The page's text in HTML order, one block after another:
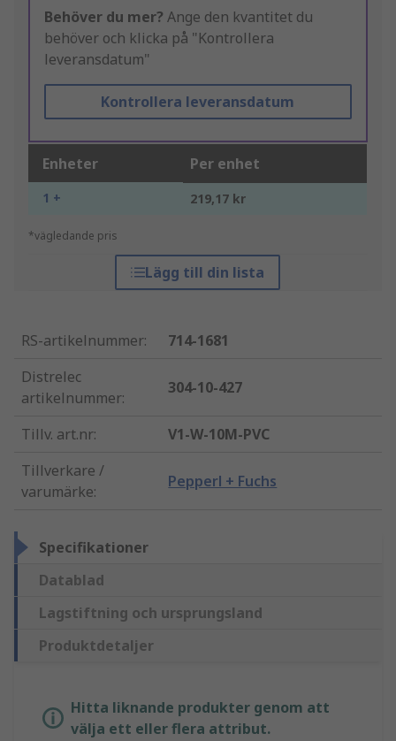
Behöver du mer? Ange den kvantitet du
behöver och klicka på "Kontrollera
leveransdatum"
Kontrollera leveransdatum
Enheter Per enhet
1 + 219,17 kr
*vägledande pris
Lägg till din lista
RS-artikelnummer:
714-1681
Distrelec
artikelnummer:
304-10-427
Tillv. art.nr:
V1-W-10M-PVC
Tillverkare /
varumärke:
Pepperl + Fuchs
Specifikationer
Datablad
Lagstiftning och ursprungsland
Produktdetaljer
Hitta liknande produkter genom att
välja ett eller flera attribut.